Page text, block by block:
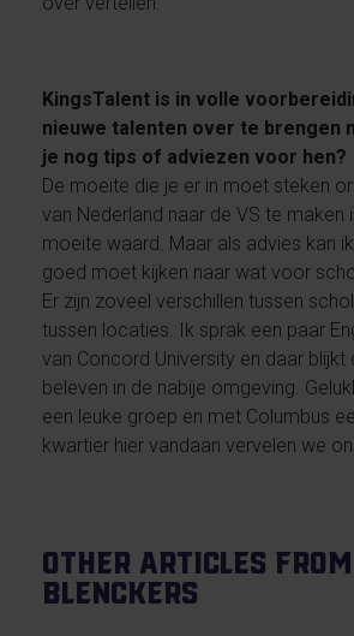
KingsTalent is in volle
nieuwe talenten over te brengen
je nog tips of adviezen voor hen?
De moeite die je er in moet steken
van Nederland naar de VS te maken
moeite waard. Maar als advies kan
goed moet kijken naar wat voor
Er zijn zoveel verschillen tussen
tussen locaties. Ik sprak een paar
van Concord University en daar blijkt
beleven in de nabije omgeving.
een leuke groep en met Columbus
kwartier hier vandaan vervelen we
Other articles from
Blenckers